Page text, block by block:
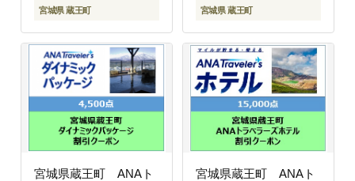
宮城県 蔵王町 宮城県 蔵王町
宮城県蔵王町 ANAト
宮城県蔵王町 ANAト